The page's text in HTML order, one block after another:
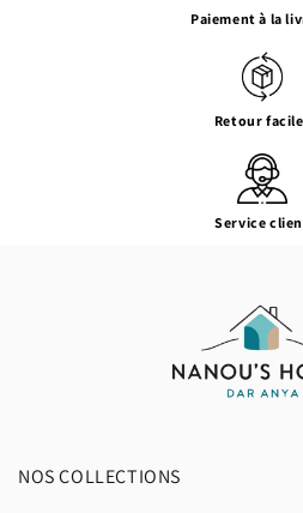
Paiement à la
Retour
Service
NOS COLLECTIONS